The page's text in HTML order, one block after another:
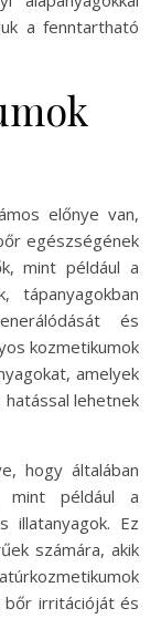
a fenntartható
előnye van,
egészségének
mint például a
tápanyagokban
és
kozmetikumok
amelyek
lehetnek
hogy általában
mint például a
illatanyagok. Ez
számára, akik
bőr irritációját és